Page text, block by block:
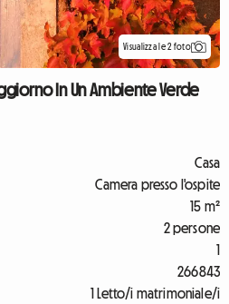
Visualizza le 2 foto
In Un Ambiente Verde
Casa
Camera presso l'ospite
15 m²
2 persone
1
266843
1 Letto/i matrimoniale/i